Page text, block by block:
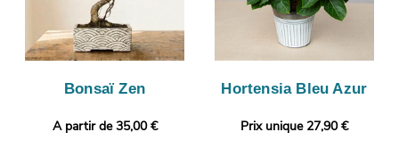
Bonsaï Zen
A partir de 35,00 €
Hortensia Bleu Azur
Prix unique 27,90 €